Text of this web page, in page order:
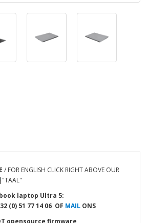
/ FOR ENGLISH CLICK RIGHT ABOVE OUR
"TAAL"
laptop Ultra 5:
(0) 51 77 14 06 OF MAIL ONS
opensource firmware